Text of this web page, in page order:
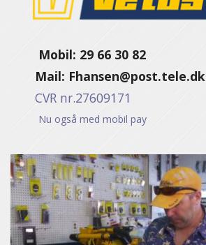
Mobil: 29 66 30 82
Mail: Fhansen@post.tele.dk
CVR nr.27609171
Nu også med mobil pay